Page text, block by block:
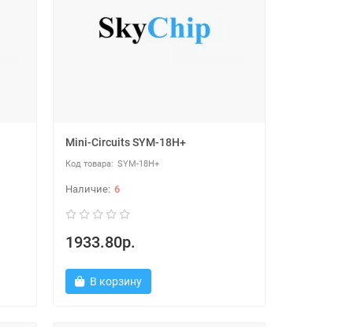
Mini-Circuits SYM-18H+
SYM-18H+
6
1933.80р.
В корзину